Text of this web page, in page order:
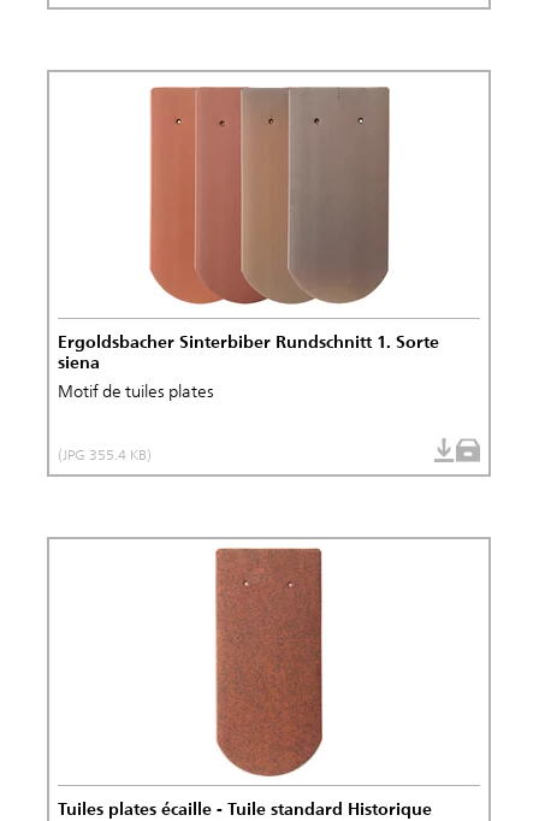
Ergoldsbacher Sinterbiber Rundschnitt 1. Sorte
siena
Motif de tuiles plates
(JPG 355.4 KB)
Tuiles plates écaille - Tuile standard Historique